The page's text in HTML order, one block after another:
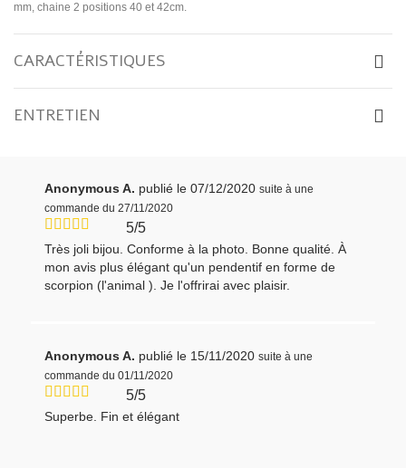
mm, chaine 2 positions 40 et 42cm.
CARACTÉRISTIQUES
ENTRETIEN
Anonymous A. publié le 07/12/2020 suite à une
commande du 27/11/2020
5/5
Très joli bijou. Conforme à la photo. Bonne qualité. À
mon avis plus élégant qu'un pendentif en forme de
scorpion (l'animal ). Je l'offrirai avec plaisir.
Anonymous A. publié le 15/11/2020 suite à une
commande du 01/11/2020
5/5
Superbe. Fin et élégant